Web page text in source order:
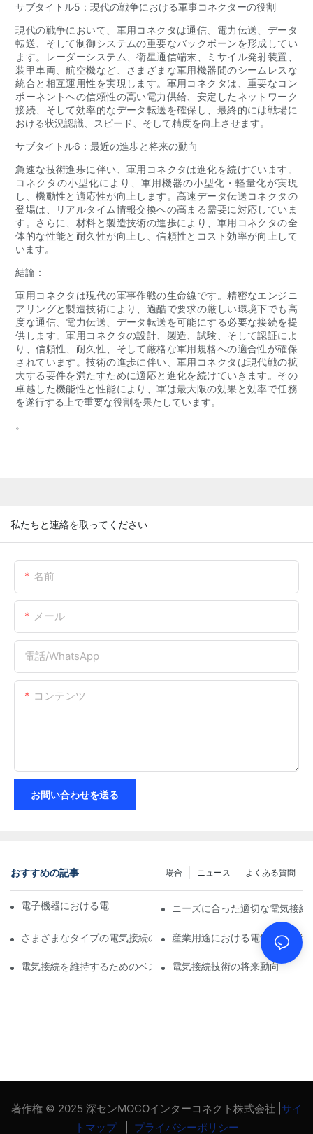
サブタイトル5：現代の戦争における軍事コネクターの役割
現代の戦争において、軍用コネクタは通信、電力伝送、データ
転送、そして制御システムの重要なバックボーンを形成してい
ます。レーダーシステム、衛星通信端末、ミサイル発射装置、
装甲車両、航空機など、さまざまな軍用機器間のシームレスな
統合と相互運用性を実現します。軍用コネクタは、重要なコン
ポーネントへの信頼性の高い電力供給、安定したネットワーク
接続、そして効率的なデータ転送を確保し、最終的には戦場に
おける状況認識、スピード、そして精度を向上させます。
サブタイトル6：最近の進歩と将来の動向
急速な技術進歩に伴い、軍用コネクタは進化を続けています。
コネクタの小型化により、軍用機器の小型化・軽量化が実現
し、機動性と適応性が向上します。高速データ伝送コネクタの
登場は、リアルタイム情報交換への高まる需要に対応していま
す。さらに、材料と製造技術の進歩により、軍用コネクタの全
体的な性能と耐久性が向上し、信頼性とコスト効率が向上して
います。
結論：
軍用コネクタは現代の軍事作戦の生命線です。精密なエンジニ
アリングと製造技術により、過酷で要求の厳しい環境下でも高
度な通信、電力伝送、データ転送を可能にする必要な接続を提
供します。軍用コネクタの設計、製造、試験、そして認証によ
り、信頼性、耐久性、そして厳格な軍用規格への適合性が確保
されています。技術の進歩に伴い、軍用コネクタは現代戦の拡
大する要件を満たすために適応と進化を続けていきます。その
卓越した機能性と性能により、軍は最大限の効果と効率で任務
を遂行する上で重要な役割を果たしています。
。
私たちと連絡を取ってください
名前
メール
電話/WhatsApp
コンテンツ
お問い合わせを送る
おすすめの記事 よくある質問
ニュース
場合
電子機器における電気接続への技術の影響ニーズに合った適切な電気接続
さまざまなタイプの電気接続の比較分析産業用途における電気接続の役
電気接続を維持するためのベストプラクティス電気接続技術の将来動向
著作権 © 2025 深センMOCOインターコネクト株式会社 | サイ
トマップ
プライバシーポリシー